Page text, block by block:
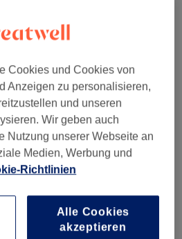
Arcaden
Cookies und Cookies von
Anzeigen zu personalisieren,
und unseren
Wir geben auch
Nutzung unserer Webseite an
Medien, Werbung und
Richtlinien
Alle Cookies
akzeptieren